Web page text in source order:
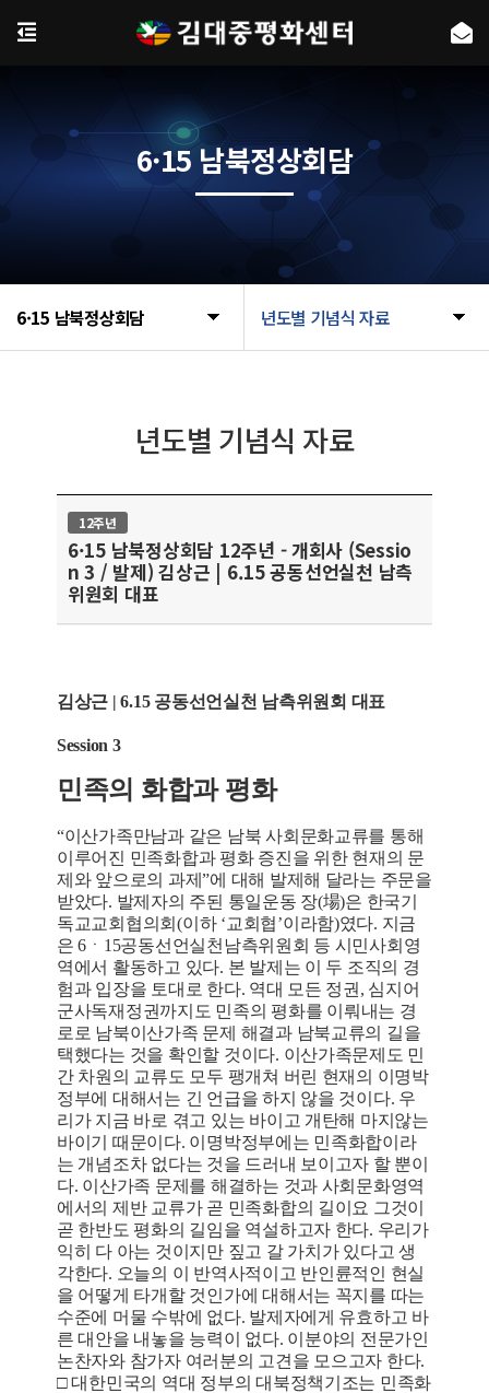
6·15 남북정상회담 년도별 기념식 자료
6·15 남북정상회담
년도별 기념식 자료
12주년
6·15 남북정상회담 12주년 - 개회사 (Sessio
n 3 / 발제) 김상근 | 6.15 공동선언실천 남측
위원회 대표
김상근 | 6.15 공동선언실천 남측위원회 대표
Session 3
민족의 화합과 평화
“이산가족만남과 같은 남북 사회문화교류를 통해
이루어진 민족화합과 평화 증진을 위한 현재의 문
제와 앞으로의 과제”에 대해 발제해 달라는 주문을
받았다. 발제자의 주된 통일운동 장(場)은 한국기
독교교회협의회(이하 ‘교회협’이라함)였다. 지금
은 6ㆍ15공동선언실천남측위원회 등 시민사회영
역에서 활동하고 있다. 본 발제는 이 두 조직의 경
험과 입장을 토대로 한다. 역대 모든 정권, 심지어
군사독재정권까지도 민족의 평화를 이뤄내는 경
로로 남북이산가족 문제 해결과 남북교류의 길을
택했다는 것을 확인할 것이다. 이산가족문제도 민
간 차원의 교류도 모두 팽개쳐 버린 현재의 이명박
정부에 대해서는 긴 언급을 하지 않을 것이다. 우
리가 지금 바로 겪고 있는 바이고 개탄해 마지않는
바이기 때문이다. 이명박정부에는 민족화합이라
는 개념조차 없다는 것을 드러내 보이고자 할 뿐이
다. 이산가족 문제를 해결하는 것과 사회문화영역
에서의 제반 교류가 곧 민족화합의 길이요 그것이
곧 한반도 평화의 길임을 역설하고자 한다. 우리가
익히 다 아는 것이지만 짚고 갈 가치가 있다고 생
각한다. 오늘의 이 반역사적이고 반인륜적인 현실
을 어떻게 타개할 것인가에 대해서는 꼭지를 따는
수준에 머물 수밖에 없다. 발제자에게 유효하고 바
른 대안을 내놓을 능력이 없다. 이분야의 전문가인
논찬자와 참가자 여러분의 고견을 모으고자 한다.
□ 대한민국의 역대 정부의 대북정책기조는 민족화